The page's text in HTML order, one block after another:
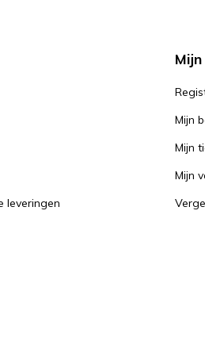
leveringen
Mijn
Mijn
Mijn